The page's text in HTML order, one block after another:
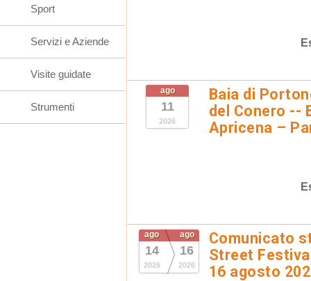
ago
11
2026
Baia di
del Conero --
Apricena –
ago
14
2026
ago
16
2026
Comunicato
Street
16 agosto
Sport
Servizi e Aziende
Visite guidate
Strumenti